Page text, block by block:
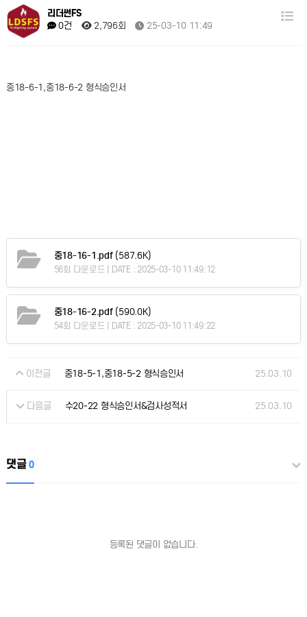
리더썬FS
0건
2,796회 25-03-10 11:49
중18-6-1,중18-6-2 형식승인서
중18-16-1.pdf(587.6K)
56회 다운로드 | DATE : 2025-03-10 11:49:12
중18-16-2.pdf(590.0K)
54회 다운로드 | DATE : 2025-03-10 11:49:22
이전글 중18-5-1,중18-5-2 형식승인서 25.03.10
다음글 수20-22 형식승인서&검사성적서 25.03.10
댓글0
등록된 댓글이 없습니다.